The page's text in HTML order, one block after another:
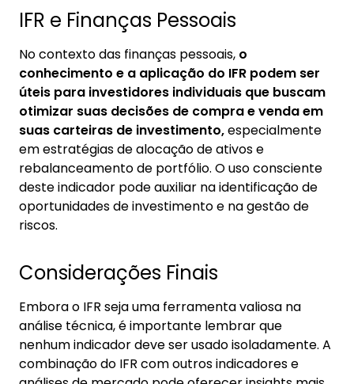
IFR e Finanças Pessoais
No contexto das finanças pessoais, o
conhecimento e a aplicação do IFR podem ser
úteis para investidores individuais que buscam
otimizar suas decisões de compra e venda em
suas carteiras de investimento,especialmente
em estratégias de alocação de ativos e
rebalanceamento de portfólio. O uso consciente
deste indicador pode auxiliar na identificação de
oportunidades de investimento e na gestão de
riscos.
Considerações Finais
Embora o IFR seja uma ferramenta valiosa na
análise técnica, é importante lembrar que
nenhum indicador deve ser usado isoladamente. A
combinação do IFR com outros indicadores e